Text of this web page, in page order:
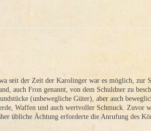
seit der Zeit der Karolinger war es möglich, zur
auch Fron genannt, von dem Schuldner zu
(unbewegliche Güter), aber auch
Waffen und auch wertvoller Schmuck. Zuvor
übliche Ächtung erforderte die Anrufung des